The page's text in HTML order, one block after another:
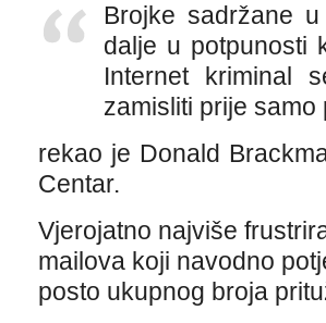
Brojke sadržane
dalje u potpunosti
Internet kriminal
zamisliti prije samo
rekao je Donald
Centar.
Vjerojatno najviše
mailova koji navodno
posto ukupnog broja